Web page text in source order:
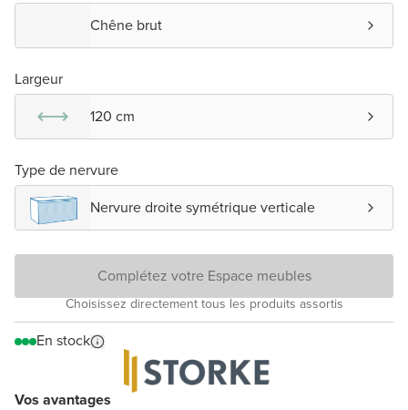
Vos avantages
Chêne brut
Largeur
120 cm
Type de nervure
Nervure droite symétrique verticale
Complétez votre Espace meubles
Choisissez directement tous les produits assortis
En stock